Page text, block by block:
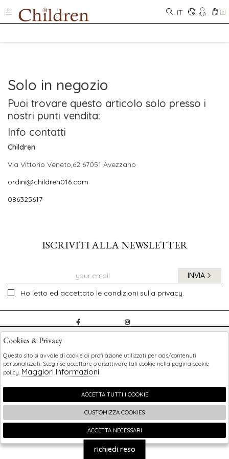
IT 0
Solo in negozio
Puoi trovare questo articolo solo presso i
nostri punti vendita:
Info contatti
Children
Via Vittorio Veneto,62 67051 Avezzano
ordini@children016.com
086325617
ISCRIVITI ALLA NEWSLETTER
Ho letto ed accettato le condizioni sulla privacy.
INVIA
SHOPPING
EXTRA
🍪
richiedi reso
Cookies & Privacy
Questo sito si avvale di cookie di profilazione utilizzati per ads/contenuti
personalizzati. Scegli se accettare o disattivare tali cookie nella pagina cookie
policy. Maggiori Informazioni
ACCETTA TUTTI I COOKIE
CUSTOMIZZA COOKIES
ACCETTA NECESSARI